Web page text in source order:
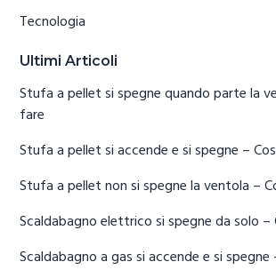
Tecnologia
Ultimi Articoli
Stufa a pellet si spegne quando parte la
fare
Stufa a pellet si accende e si spegne​ –
Stufa a pellet non si spegne la ventola​ –
Scaldabagno elettrico si spegne da solo​ –
Scaldabagno a gas si accende e si spegne​